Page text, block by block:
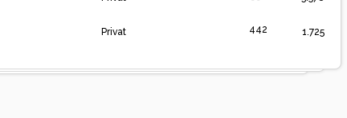
Privat 442 1.725